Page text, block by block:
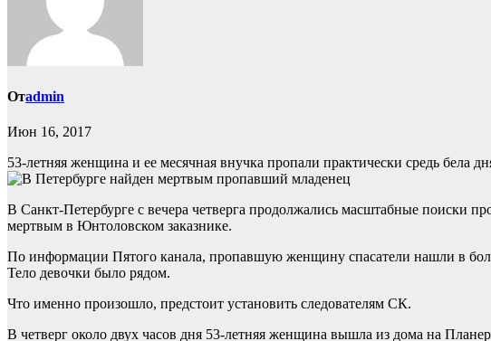
Отadmin
Июн 16, 2017
53-летняя женщина и ее месячная внучка пропали практически средь
В Санкт-Петербурге с вечера четверга продолжались масштабные поиски
мертвым в Юнтоловском заказнике.
По информации Пятого канала, пропавшую женщину спасатели нашли в
Тело девочки было рядом.
Что именно произошло, предстоит установить следователям СК.
В четверг около двух часов дня 53-летняя женщина вышла из дома на